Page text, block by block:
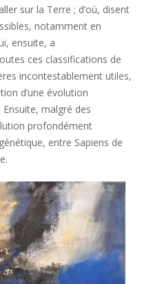
sur la Terre ; d’où, disent
notamment en
ensuite, a
ces classifications de
incontestablement utiles,
d’une évolution
malgré des
profondément
entre Sapiens de